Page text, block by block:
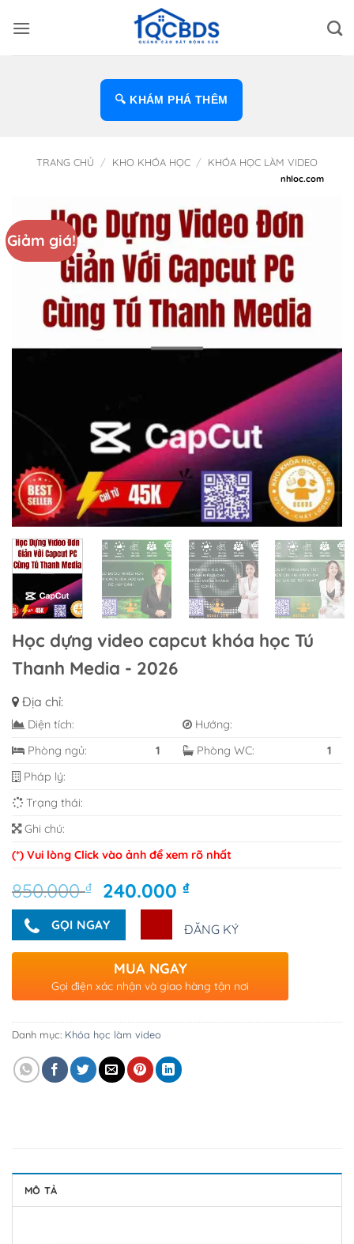
qua
🔍 KHÁM PHÁ THÊM
TRANG CHỦ / KHO KHÓA HỌC / KHÓA HỌC LÀM VIDEO
Giảm giá!
Học dựng video capcut khóa học Tú
Thanh Media - 2026
Địa chỉ:
Diện tích:
Hướng:
Phòng ngủ:
1 Phòng WC:
1
Pháp lý:
Trạng thái:
Ghi chú:
(*) Vui lòng Click vào ảnh để xem rõ nhất
850.000₫
Giá
gốc
là:
850.000 ₫.
240.000₫Giá
tại
là:
GỌI NGAY ĐĂNG KÝ
MUA NGAY
Gọi điện xác nhận và giao hàng tận nơi
Danh mục: Khóa học làm video
MÔ TẢ